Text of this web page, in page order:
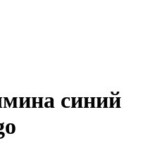
синий